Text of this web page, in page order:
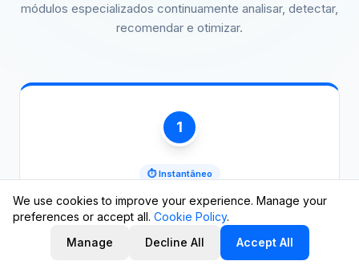
módulos especializados continuamente analisar, detectar,
recomendar e otimizar.
1
⏱ Instantâneo
Análise AI do portfólio
Conecte sua conta Amazon Advertising. O motor AI
ingere todas as campanhas, grupos de anúncios,
AI PPC Optimizer incluído na sua assinatura Iniciar análise AI
ou explore a demo interativa →
We use cookies to improve your experience. Manage your
preferences or accept all. Cookie Policy.
Manage
Decline All Accept All